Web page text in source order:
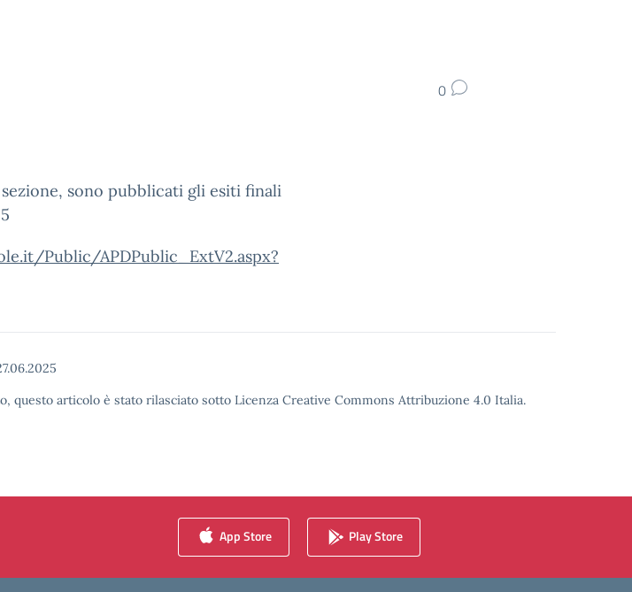
0
sono pubblicati gli esiti finali
Public/APDPublic_ExtV2.aspx?
questo articolo è stato rilasciato sotto Licenza Creative Commons Attribuzione 4.0 Italia.
App Store Play Store